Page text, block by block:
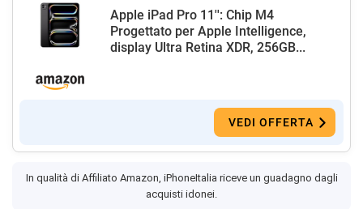
Apple iPad Pro 11'': Chip M4
Progettato per Apple Intelligence,
display Ultra Retina XDR, 256GB...
VEDI OFFERTA
In qualità di Affiliato Amazon, iPhoneItalia riceve un guadagno dagli
acquisti idonei.